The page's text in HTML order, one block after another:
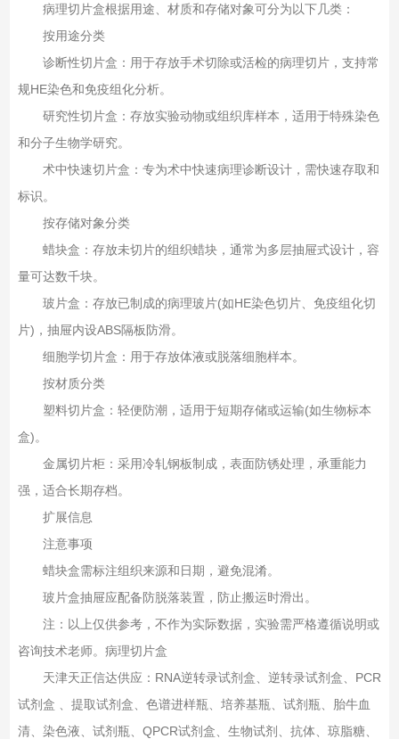
病理切片盒根据用途、材质和存储对象可分为以下几类：
按用途分类‌
诊断性切片盒‌：用于存放手术切除或活检的病理切片，支持常
规HE染色和免疫组化分析‌。
研究性切片盒‌：存放实验动物或组织库样本，适用于特殊染色
和分子生物学研究‌。
术中快速切片盒‌：专为术中快速病理诊断设计，需快速存取和
标识‌。
按存储对象分类‌
蜡块盒‌：存放未切片的组织蜡块，通常为多层抽屉式设计，容
量可达数千块‌。
玻片盒‌：存放已制成的病理玻片(如HE染色切片、免疫组化切
片)，抽屉内设ABS隔板防滑‌。
细胞学切片盒‌：用于存放体液或脱落细胞样本。
按材质分类‌
塑料切片盒‌：轻便防潮，适用于短期存储或运输(如生物标本
盒)‌。
金属切片柜‌：采用冷轧钢板制成，表面防锈处理，承重能力
强，适合长期存档‌。
扩展信息
注意事项
蜡块盒需标注组织来源和日期，避免混淆‌。
玻片盒抽屉应配备防脱落装置，防止搬运时滑出‌。
注：以上仅供参考，不作为实际数据，实验需严格遵循说明或
咨询技术老师。病理切片盒
天津天正信达供应：RNA逆转录试剂盒、逆转录试剂盒、PCR
试剂盒 、提取试剂盒、色谱进样瓶、培养基瓶、试剂瓶、胎牛血
清、染色液、试剂瓶、QPCR试剂盒、生物试剂、抗体、琼脂糖、